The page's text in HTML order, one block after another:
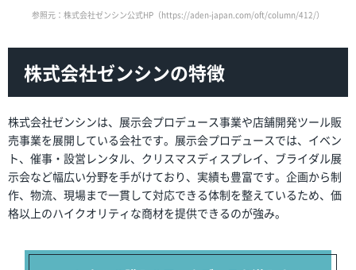
参照元：株式会社ゼンシン公式HP（https://aden-japan.com/oft/column/412/）
株式会社ゼンシンの特徴
株式会社ゼンシンは、展示会プロデュース事業や店舗開発ツール販
売事業を展開している会社です。展示会プロデュースでは、イベン
ト、催事・設営レンタル、クリスマスディスプレイ、ブライダル展
示会など幅広い分野を手がけており、実績も豊富です。企画から制
作、物流、現場まで一貫して対応できる体制を整えているため、価
格以上のハイクオリティな商材を提供できるのが強み。